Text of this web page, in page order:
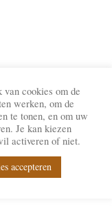
cookies om de
werken, om de
te tonen, en om uw
Je kan kiezen
activeren of niet.
accepteren